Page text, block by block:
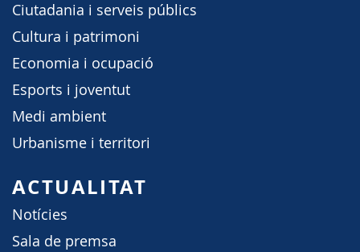
Ciutadania i serveis públics
Cultura i patrimoni
Economia i ocupació
Esports i joventut
Medi ambient
Urbanisme i territori
ACTUALITAT
Notícies
Sala de premsa